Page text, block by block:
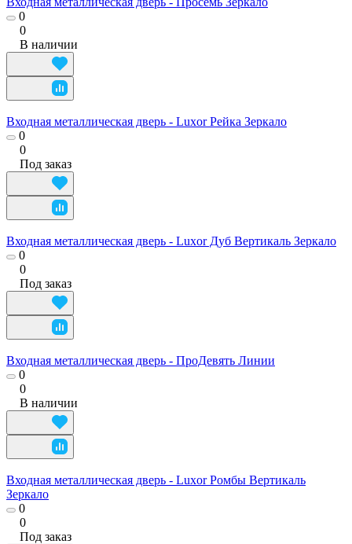
0
0
В наличии
Входная металлическая дверь - Luxor Рейка Зеркало
0
0
Под заказ
Входная металлическая дверь - Luxor Дуб Вертикаль Зеркало
0
0
Под заказ
Входная металлическая дверь - ПроДевять Линии
0
0
В наличии
Входная металлическая дверь - Luxor Ромбы Вертикаль
Зеркало
0
0
Под заказ